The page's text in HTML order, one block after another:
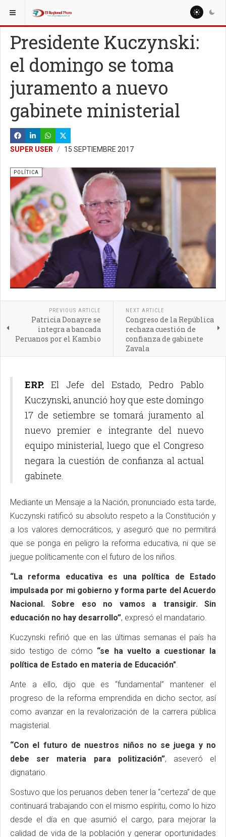
ESTÁ AQUÍ: NACIONALES
Presidente Kuczynski:
el domingo se toma
juramento a nuevo
gabinete ministerial
SUPER USER 15 SEPTIEMBRE 2017
POLÍTICA
PREVIOUS ARTICLE
Patricia Donayre se
integra a bancada
Peruanos por el Kambio
NEXT ARTICLE
Congreso de la República
rechaza cuestión de
confianza de gabinete
Zavala
ERP. El Jefe del Estado, Pedro Pablo
Kuczynski, anunció hoy que este domingo
17 de setiembre se tomará juramento al
nuevo premier e integrante del nuevo
equipo ministerial, luego que el Congreso
negara la cuestión de confianza al actual
gabinete.
Mediante un Mensaje a la Nación, pronunciado esta tarde,
Kuczynski ratificó su absoluto respeto a la Constitución y
a los valores democráticos, y aseguró que no permitirá
que se ponga en peligro la reforma educativa, ni que se
juegue políticamente con el futuro de los niños.
“La reforma educativa es una política de Estado
impulsada por mi gobierno y forma parte del Acuerdo
Nacional. Sobre eso no vamos a transigir. Sin
educación no hay desarrollo”, expresó el mandatario.
Kuczynski refirió que en las últimas semanas el país ha
sido testigo de cómo “se ha vuelto a cuestionar la
política de Estado en materia de Educación".
Ante a ello, dijo que es “fundamental” mantener el
progreso de la reforma emprendida en dicho sector, así
como avanzar en la revalorización de la carrera pública
magisterial.
“Con el futuro de nuestros niños no se juega y no
debe ser materia para politización”, aseveró el
dignatario.
Sostuvo que los peruanos deben tener la “certeza” de que
continuará trabajando con el mismo espíritu, como lo hizo
desde el día en que asumió el cargo, para mejorar la
calidad de vida de la población y generar oportunidades